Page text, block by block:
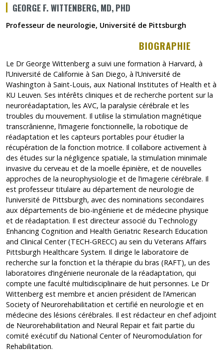
GEORGE F. WITTENBERG, MD, PHD
Professeur de neurologie, Université de Pittsburgh
Ce lien s’ouvrira dans
BIOGRAPHIE
Le Dr George Wittenberg a suivi une formation à Harvard, à
l’Université de Californie à San Diego, à l’Université de
Washington à Saint-Louis, aux National Institutes of Health et à
KU Leuven. Ses intérêts cliniques et de recherche portent sur la
neuroréadaptation, les AVC, la paralysie cérébrale et les
troubles du mouvement. Il utilise la stimulation magnétique
transcrânienne, l’imagerie fonctionnelle, la robotique de
réadaptation et les capteurs portables pour étudier la
récupération de la fonction motrice. Il collabore activement à
des études sur la négligence spatiale, la stimulation minimale
invasive du cerveau et de la moelle épinière, et de nouvelles
approches de la neurophysiologie et de l’imagerie cérébrale. Il
est professeur titulaire au département de neurologie de
l’université de Pittsburgh, avec des nominations secondaires
aux départements de bio-ingénierie et de médecine physique
et de réadaptation. Il est directeur associé du Technology
Enhancing Cognition and Health Geriatric Research Education
and Clinical Center (TECH-GRECC) au sein du Veterans Affairs
Pittsburgh Healthcare System. Il dirige le laboratoire de
recherche sur la fonction et la thérapie du bras (RAFT), un des
laboratoires d’ingénierie neuronale de la réadaptation, qui
compte une faculté multidisciplinaire de huit personnes. Le Dr
Wittenberg est membre et ancien président de l’American
Society of Neurorehabilitation et certifié en neurologie et en
médecine des lésions cérébrales. Il est rédacteur en chef adjoint
de Neurorehabilitation and Neural Repair et fait partie du
comité exécutif du National Center of Neuromodulation for
Rehabilitation.